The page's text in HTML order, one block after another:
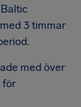
3 timmar
med över
för